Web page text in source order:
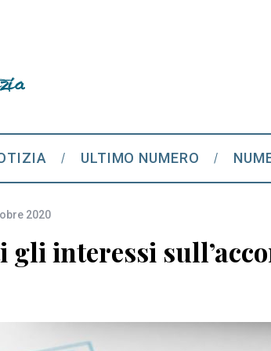
ULTIMO NUMERO
2020
interessi